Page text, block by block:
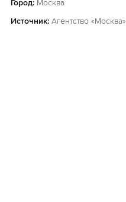
Город: Москва
Источник: Агентство «Москва»